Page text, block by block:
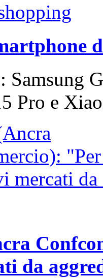
Samsung
Pro e
da